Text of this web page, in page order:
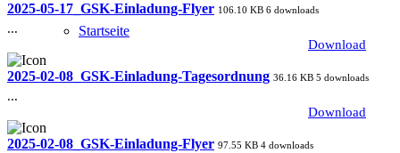
Startseite
2025-05-17_GSK-Einladung-Flyer 106.10 KB 6 downloads
...
Download
2025-02-08_GSK-Einladung-Tagesordnung 36.16 KB 5 downloads
...
Download
2025-02-08_GSK-Einladung-Flyer 97.55 KB 4 downloads